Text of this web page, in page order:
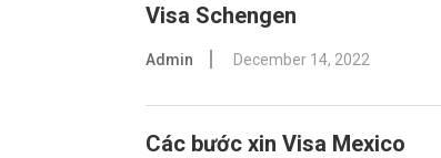
Visa Schengen
Admin December 14, 2022
Các bước xin Visa Mexico